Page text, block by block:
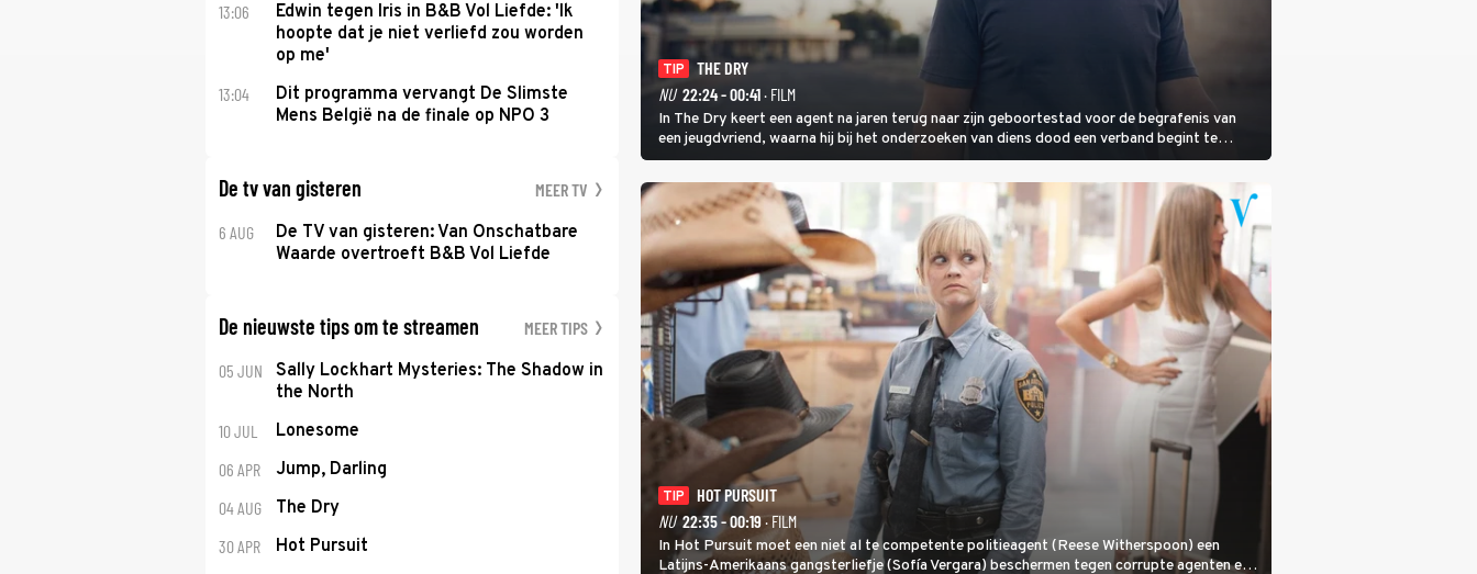
13:06
Edwin tegen Iris in B&B Vol Liefde: 'Ik
hoopte dat je niet verliefd zou worden
op me'
13:04
Dit programma vervangt De Slimste
Mens België na de finale op NPO 3
De tv van gisteren MEER TV
6 AUG
De TV van gisteren: Van Onschatbare
Waarde overtroeft B&B Vol Liefde
De nieuwste tips om te streamen MEER TIPS
05 JUN
Sally Lockhart Mysteries: The Shadow in
the North
10 JUL Lonesome
06 APR Jump, Darling
04 AUG The Dry
30 APR Hot Pursuit
TIP
THE DRY
NU 22:24 - 00:41· FILM
In The Dry keert een agent na jaren terug naar zijn geboortestad voor de begrafenis van
een jeugdvriend, waarna hij bij het onderzoeken van diens dood een verband begint te
vermoeden met een oude zaak.
TIP
HOT PURSUIT
NU 22:35 - 00:19· FILM
In Hot Pursuit moet een niet al te competente politieagent (Reese Witherspoon) een
Latijns-Amerikaans gangsterliefje (Sofía Vergara) beschermen tegen corrupte agenten en